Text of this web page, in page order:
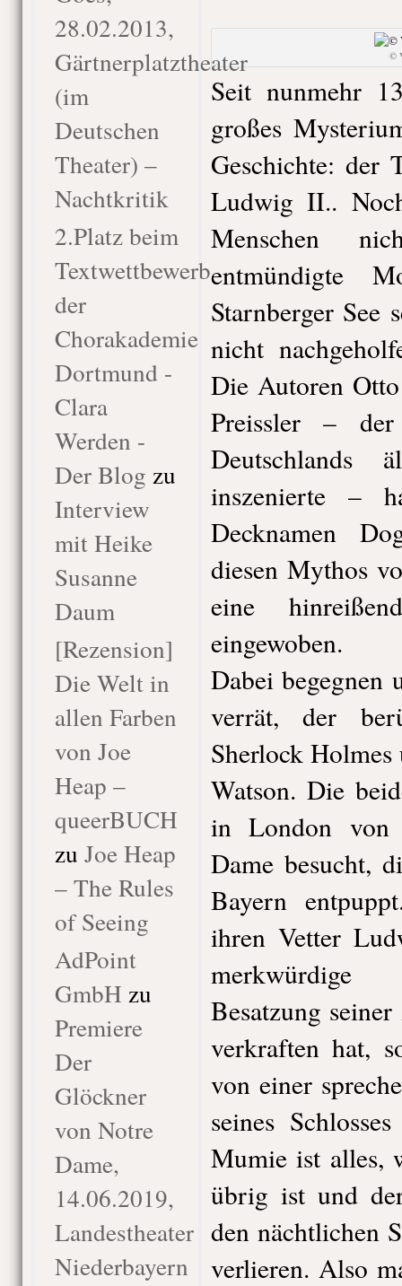
28.02.2013,
Gärtnerplatztheater
(im
Deutschen
Theater) –
Nachtkritik
2.Platz beim
Textwettbewerb
der
Chorakademie
Dortmund -
Clara
Werden -
Der Blog zu
Interview
mit Heike
Susanne
Daum
[Rezension]
Die Welt in
allen Farben
von Joe
Heap –
queerBUCH
zu Joe Heap
– The Rules
of Seeing
AdPoint
GmbH zu
Premiere
Der
Glöckner
von Notre
Dame,
14.06.2019,
Landestheater
Niederbayern
©
Seit nunmehr
großes
Geschichte: der
Ludwig II..
Menschen
entmündigte
Starnberger See
nicht
Die Autoren
Preissler –
Deutschlands
inszenierte –
Decknamen
diesen Mythos
eine
eingewoben.
Dabei begegnen
verrät, der
Sherlock
Watson. Die
in London von
Dame besucht,
Bayern
ihren Vetter
merkwürdige
Besatzung
verkraften hat,
von einer
seines
Mumie ist alles,
übrig ist und
den nächtlichen
verlieren. Also